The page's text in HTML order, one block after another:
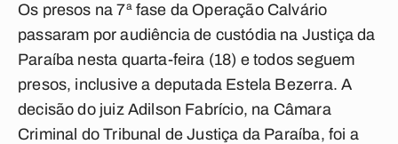
Os presos na 7ª fase da Operação Calvário
passaram por audiência de custódia na Justiça da
Paraíba nesta quarta-feira (18) e todos seguem
presos, inclusive a deputada Estela Bezerra. A
decisão do juiz Adilson Fabrício, na Câmara
Criminal do Tribunal de Justiça da Paraíba, foi a